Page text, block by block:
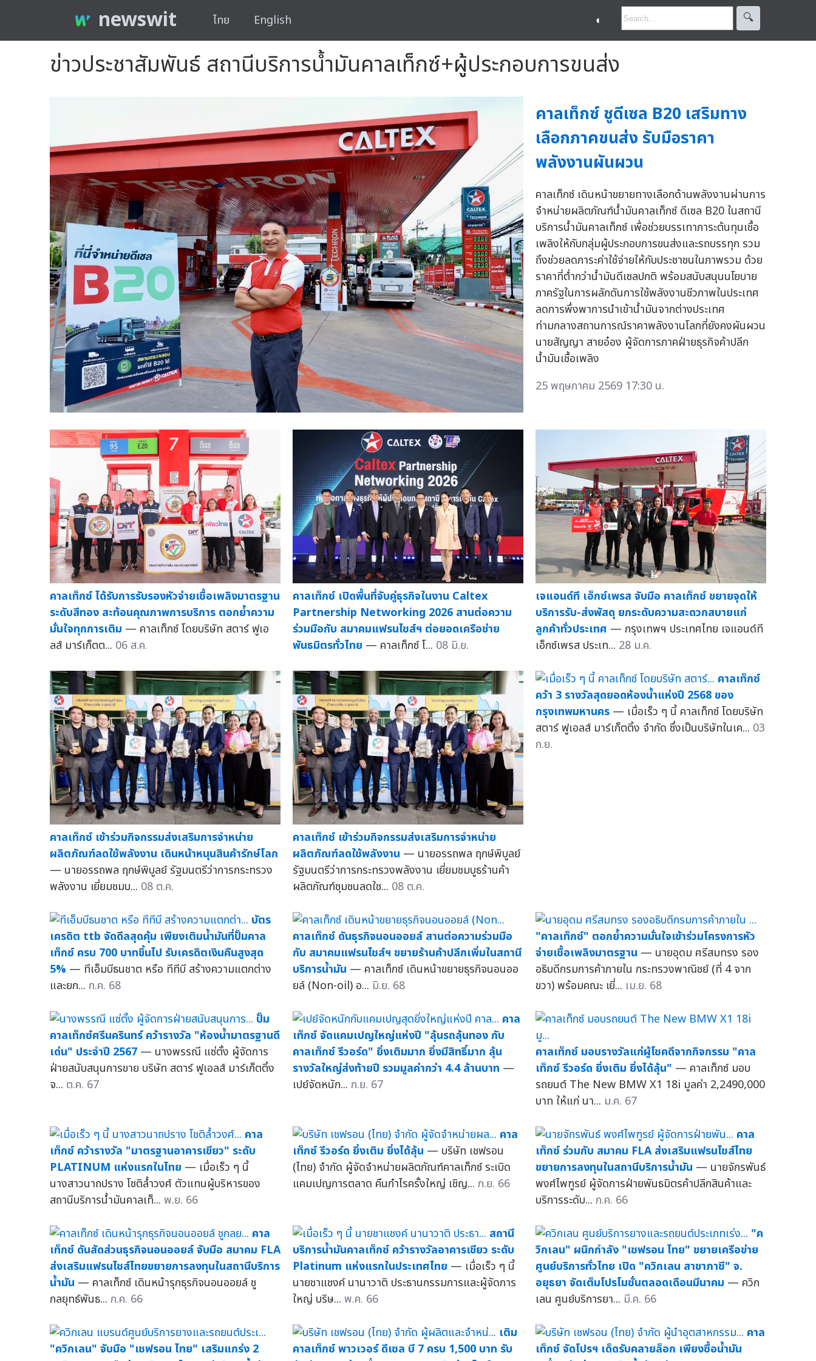
newswit ไทย English ◐ 🔍︎
ข่าวประชาสัมพันธ์ สถานีบริการน้ำมันคาลเท็กซ์+ผู้ประกอบการขนส่ง
คาลเท็กซ์ ชูดีเซล B20 เสริมทาง
เลือกภาคขนส่ง รับมือราคา
พลังงานผันผวน
คาลเท็กซ์ เดินหน้าขยายทางเลือกด้านพลังงานผ่านการ
จำหน่ายผลิตภัณฑ์น้ำมันคาลเท็กซ์ ดีเซล B20 ในสถานี
บริการน้ำมันคาลเท็กซ์ เพื่อช่วยบรรเทาภาระต้นทุนเชื้อ
เพลิงให้กับกลุ่มผู้ประกอบการขนส่งและรถบรรทุก รวม
ถึงช่วยลดภาระค่าใช้จ่ายให้กับประชาชนในภาพรวม ด้วย
ราคาที่ต่ำกว่าน้ำมันดีเซลปกติ พร้อมสนับสนุนนโยบาย
ภาครัฐในการผลักดันการใช้พลังงานชีวภาพในประเทศ
ลดการพึ่งพาการนำเข้าน้ำมันจากต่างประเทศ
ท่ามกลางสถานการณ์ราคาพลังงานโลกที่ยังคงผันผวน
นายสัญญา สายอ๋อง ผู้จัดการภาคฝ่ายธุรกิจค้าปลีก
น้ำมันเชื้อเพลิง
25 พฤษภาคม 2569 17:30 น.
คาลเท็กซ์ ได้รับการรับรองหัวจ่ายเชื้อเพลิงมาตรฐาน
ระดับสีทอง สะท้อนคุณภาพการบริการ ตอกย้ำความ
มั่นใจทุกการเติม — คาลเท็กซ์ โดยบริษัท สตาร์ ฟูเอ
ลส์ มาร์เก็ตต... 06 ส.ค.
คาลเท็กซ์ เปิดพื้นที่จับคู่ธุรกิจในงาน Caltex
Partnership Networking 2026 สานต่อความ
ร่วมมือกับ สมาคมแฟรนไชส์ฯ ต่อยอดเครือข่าย
พันธมิตรทั่วไทย — คาลเท็กซ์ โ... 08 มิ.ย.
เจแอนด์ที เอ็กซ์เพรส จับมือ คาลเท็กซ์ ขยายจุดให้
บริการรับ-ส่งพัสดุ ยกระดับความสะดวกสบายแก่
ลูกค้าทั่วประเทศ — กรุงเทพฯ ประเทศไทย เจแอนด์ที
เอ็กซ์เพรส ประเท... 28 ม.ค.
คาลเท็กซ์ เข้าร่วมกิจกรรมส่งเสริมการจำหน่าย
ผลิตภัณฑ์ลดใช้พลังงาน เดินหน้าหนุนสินค้ารักษ์โลก
— นายอรรถพล ฤกษ์พิบูลย์ รัฐมนตรีว่าการกระทรวง
พลังงาน เยี่ยมชมบ... 08 ต.ค.
คาลเท็กซ์ เข้าร่วมกิจกรรมส่งเสริมการจำหน่าย
ผลิตภัณฑ์ลดใช้พลังงาน — นายอรรถพล ฤกษ์พิบูลย์
รัฐมนตรีว่าการกระทรวงพลังงาน เยี่ยมชมบูธร้านค้า
ผลิตภัณฑ์ชุมชนลดใช... 08 ต.ค.
คาลเท็กซ์
คว้า 3 รางวัลสุดยอดห้องน้ำแห่งปี 2568 ของ
กรุงเทพมหานคร — เมื่อเร็ว ๆ นี้ คาลเท็กซ์ โดยบริษัท
สตาร์ ฟูเอลส์ มาร์เก็ตติ้ง จำกัด ซึ่งเป็นบริษัทในเค... 03
ก.ย.
บัตร
เครดิต ttb จัดดีลสุดคุ้ม เพียงเติมน้ำมันที่ปั๊มคาล
เท็กซ์ ครบ 700 บาทขึ้นไป รับเครดิตเงินคืนสูงสุด
5% — ทีเอ็มบีธนชาต หรือ ทีทีบี สร้างความแตกต่าง
และยก... ก.ค. 68
คาลเท็กซ์ ดันธุรกิจนอนออยล์ สานต่อความร่วมมือ
กับ สมาคมแฟรนไชส์ฯ ขยายร้านค้าปลีกเพิ่มในสถานี
บริการน้ำมัน — คาลเท็กซ์ เดินหน้าขยายธุรกิจนอนออ
ยล์ (Non-oil) อ... มิ.ย. 68
"คาลเท็กซ์" ตอกย้ำความมั่นใจเข้าร่วมโครงการหัว
จ่ายเชื้อเพลิงมาตรฐาน — นายอุดม ศรีสมทรง รอง
อธิบดีกรมการค้าภายใน กระทรวงพาณิชย์ (ที่ 4 จาก
ขวา) พร้อมคณะ เยี่... เม.ย. 68
ปั๊ม
คาลเท็กซ์ศรีนครินทร์ คว้ารางวัล "ห้องน้ำมาตรฐานดี
เด่น" ประจำปี 2567 — นางพรรณี แซ่ตั้ง ผู้จัดการ
ฝ่ายสนับสนุนการขาย บริษัท สตาร์ ฟูเอลส์ มาร์เก็ตติ้ง
จ... ต.ค. 67
คาล
เท็กซ์ จัดแคมเปญใหญ่แห่งปี "ลุ้นรถลุ้นทอง กับ
คาลเท็กซ์ รีวอร์ด" ยิ่งเติมมาก ยิ่งมีสิทธิ์มาก ลุ้น
รางวัลใหญ่ส่งท้ายปี รวมมูลค่ากว่า 4.4 ล้านบาท —
เปย์จัดหนัก... ก.ย. 67
คาลเท็กซ์ มอบรางวัลแก่ผู้โชคดีจากกิจกรรม "คาล
เท็กซ์ รีวอร์ด ยิ่งเติม ยิ่งได้ลุ้น" — คาลเท็กซ์ มอบ
รถยนต์ The New BMW X1 18i มูลค่า 2,2490,000
บาท ให้แก่ นา... ม.ค. 67
คาล
เท็กซ์ คว้ารางวัล "มาตรฐานอาคารเขียว" ระดับ
PLATINUM แห่งแรกในไทย — เมื่อเร็ว ๆ นี้
นางสาวนาถปราง โชติล้ำวงศ์ ตัวแทนผู้บริหารของ
สถานีบริการน้ำมันคาลเท็... พ.ย. 66
คาล
เท็กซ์ รีวอร์ด ยิ่งเติม ยิ่งได้ลุ้น — บริษัท เชฟรอน
(ไทย) จำกัด ผู้จัดจำหน่ายผลิตภัณฑ์คาลเท็กซ์ ระเบิด
แคมเปญการตลาด คืนกำไรครั้งใหญ่ เชิญ... ก.ย. 66
คาล
เท็กซ์ ร่วมกับ สมาคม FLA ส่งเสริมแฟรนไชส์ไทย
ขยายการลงทุนในสถานีบริการน้ำมัน — นายจักรพันธ์
พงศ์ไพฑูรย์ ผู้จัดการฝ่ายพันธมิตรค้าปลีกสินค้าและ
บริการระดับ... ก.ค. 66
คาล
เท็กซ์ ดันสัดส่วนธุรกิจนอนออยล์ จับมือ สมาคม FLA
ส่งเสริมแฟรนไชส์ไทยขยายการลงทุนในสถานีบริการ
น้ำมัน — คาลเท็กซ์ เดินหน้ารุกธุรกิจนอนออยล์ ชู
กลยุทธ์พันธ... ก.ค. 66
สถานี
บริการน้ำมันคาลเท็กซ์ คว้ารางวัลอาคารเขียว ระดับ
Platinum แห่งแรกในประเทศไทย — เมื่อเร็ว ๆ นี้
นายชาแชงค์ นานาวาติ ประธานกรรมการและผู้จัดการ
ใหญ่ บริษ... พ.ค. 66
"ค
วิกเลน" ผนึกกำลัง "เชฟรอน ไทย" ขยายเครือข่าย
ศูนย์บริการทั่วไทย เปิด "ควิกเลน สาขาภาชี" จ.
อยุธยา จัดเต็มโปรโมชั่นตลอดเดือนมีนาคม — ควิก
เลน ศูนย์บริการยา... มี.ค. 66
"ควิกเลน" จับมือ "เชฟรอน ไทย" เสริมแกร่ง 2
เติม
คาลเท็กซ์ พาวเวอร์ ดีเซล บี 7 ครบ 1,500 บาท รับ
คาล
เท็กซ์ จัดโปรฯ เด็ดรับคลายล็อก เพียงซื้อน้ำมัน